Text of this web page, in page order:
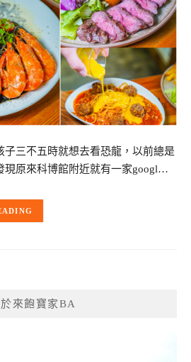
子三不五時就想去看恐龍，以前總是
現原來科博館附近就有一家googl…
於來飽寶家BA